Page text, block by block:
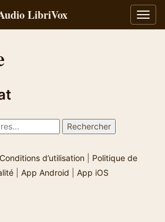
la
LibriVox
Conditions d’utilisation| Politique de
App Android App iOS